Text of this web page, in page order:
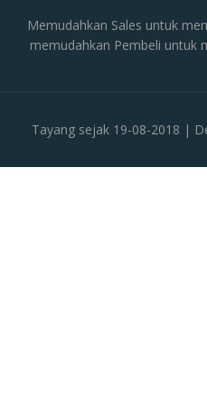
Memudahkan Sales untuk
memudahkan Pembeli untuk
Tayang sejak 19-08-2018 |